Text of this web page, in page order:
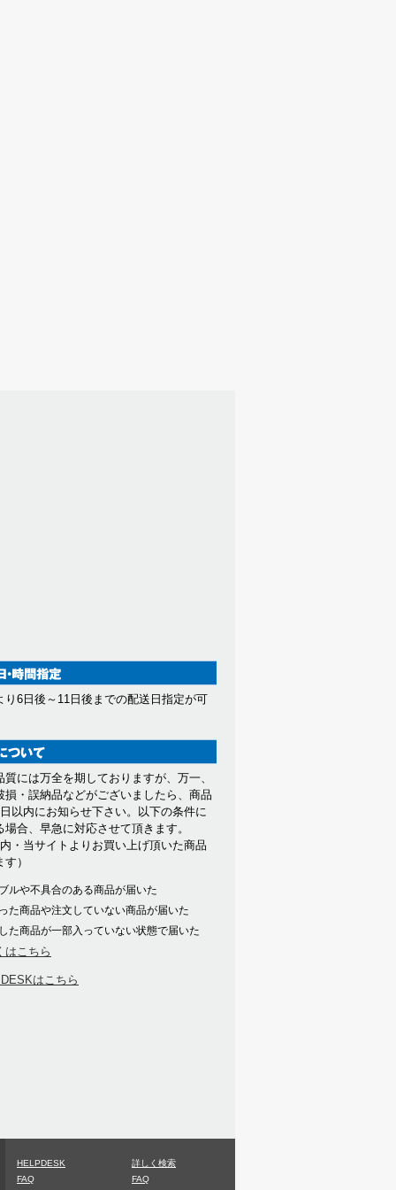
り6日後～11日後までの配送日指定が可
質には万全を期しておりますが、万一、
損・誤納品などがございましたら、商品
以内にお知らせ下さい。以下の条件に
場合、早急に対応させて頂きます。
・当サイトよりお買い上げ頂いた商品
）
ルや不具合のある商品が届いた
た商品や注文していない商品が届いた
た商品が一部入っていない状態で届いた
こちら
はこちら
HELPDESK
FAQ
詳しく検索
FAQ